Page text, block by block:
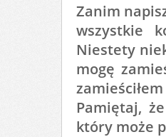
Zanim
wszystkie
Niestety
mogę
Pamiętaj,
który może